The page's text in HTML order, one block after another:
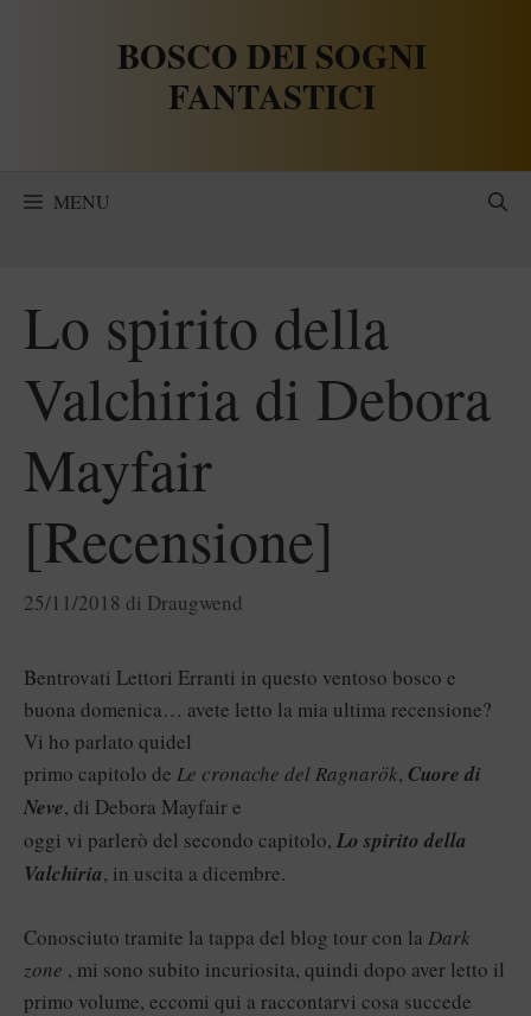
BOSCO DEI SOGNI
FANTASTICI
MENU
Lo spirito della
Valchiria di Debora
Mayfair
[Recensione]
25/11/2018 di Draugwend
Bentrovati Lettori Erranti in questo ventoso bosco e
buona domenica… avete letto la mia ultima recensione?
Vi ho parlato quidel
primo capitolo de Le cronache del Ragnarök, Cuore di
Neve, di Debora Mayfair e
oggi vi parlerò del secondo capitolo, Lo spirito della
Valchiria, in uscita a dicembre.
Conosciuto tramite la tappa del blog tour con la Dark
zone , mi sono subito incuriosita, quindi dopo aver letto il
primo volume, eccomi qui a raccontarvi cosa succede